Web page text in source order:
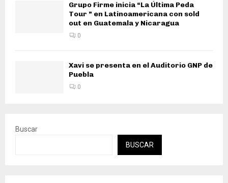
Grupo Firme inicia “La Última Peda
Tour ” en Latinoamericana con sold
out en Guatemala y Nicaragua
0
Xavi se presenta en el Auditorio GNP de
Puebla
0
Buscar
BUSCAR